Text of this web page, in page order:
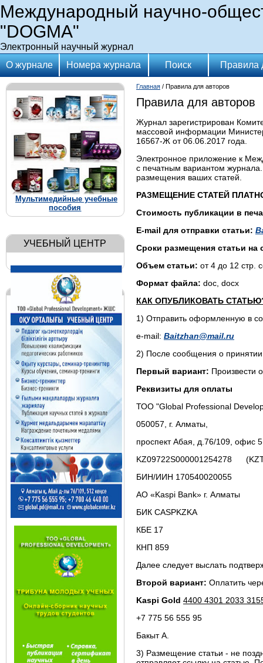
Международный научно-
"DOGMA"
Электронный научный журнал
О журнале
Номера журнала Поиск Правила
Мультимедийные учебные
пособия
УЧЕБНЫЙ ЦЕНТР
Главная / Правила для авторов
Правила для авторов
Журнал зарегистрирован
массовой информации
16567-Ж от 06.06.2017 года.
Электронное приложение к
с печатным вариантом
размещения ваших статей.
РАЗМЕЩЕНИЕ СТАТЕЙ
Стоимость публикации в
E-mail для отправки статьи:
Сроки размещения статьи на
Объем статьи: от 4 до 12 стр.
Формат файла: doc, docx
КАК ОПУБЛИКОВАТЬ
1) Отправить оформленную в
e-mail: Baitzhan@mail.ru
2) После сообщения о принятии
Первый вариант: Произвести
Реквизиты для оплаты
ТОО "Global Professional
050057, г. Алматы,
проспект Абая, д.76/109, офис
KZ09722S000001254278
БИН/ИИН 170540020055
АО «Kaspi Bank» г. Алматы
БИК CASPKZKA
КБЕ 17
КНП 859
Далее следует выслать
Второй вариант: Оплатить
Kaspi Gold 4400 4301 2033
+7 775 56 555 95
Бакыт А.
3) Размещение статьи - не